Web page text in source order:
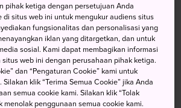
PETA
di Sisi Gunung
pihak ketiga dengan persetujuan Anda
di situs web ini untuk mengukur audiens situs
fungsionalitas dan personalisasi yang
iklan yang ditargetkan, dan untuk
sosial. Kami dapat membagikan informasi
web ini dengan perusahaan pihak ketiga.
dan “Pengaturan Cookie” kami untuk
klik “Terima Semua Cookie” jika Anda
semua cookie kami. Silakan klik “Tolak
menolak penggunaan semua cookie kami.